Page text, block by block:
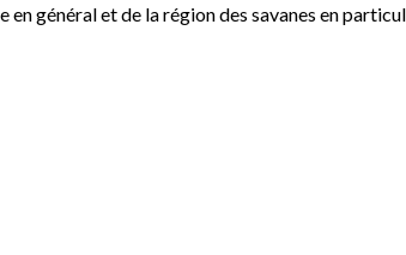
en général et de la région des savanes en